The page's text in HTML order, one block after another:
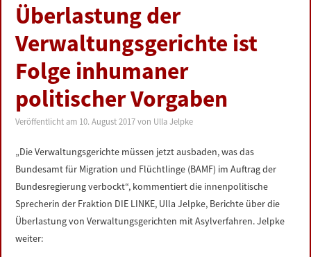
Überlastung der
Verwaltungsgerichte ist
Folge inhumaner
politischer Vorgaben
Veröffentlicht am 10. August 2017 von Ulla Jelpke
„Die Verwaltungsgerichte müssen jetzt ausbaden, was das
Bundesamt für Migration und Flüchtlinge (BAMF) im Auftrag der
Bundesregierung verbockt“, kommentiert die innenpolitische
Sprecherin der Fraktion DIE LINKE, Ulla Jelpke, Berichte über die
Überlastung von Verwaltungsgerichten mit Asylverfahren. Jelpke
weiter: